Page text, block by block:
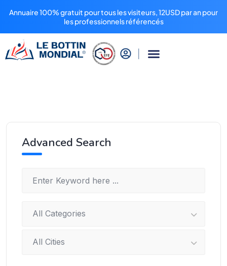
Annuaire 100% gratuit pour tous les visiteurs, 12USD par an pour
les professionnels référencés
Advanced Search
All Categories
All Cities